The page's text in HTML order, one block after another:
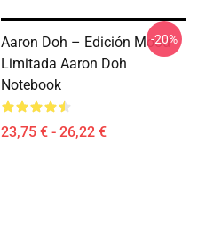
Aaron Doh – Edición Mood
Limitada Aaron Doh
Notebook
23,75 € - 26,22 €
-20%